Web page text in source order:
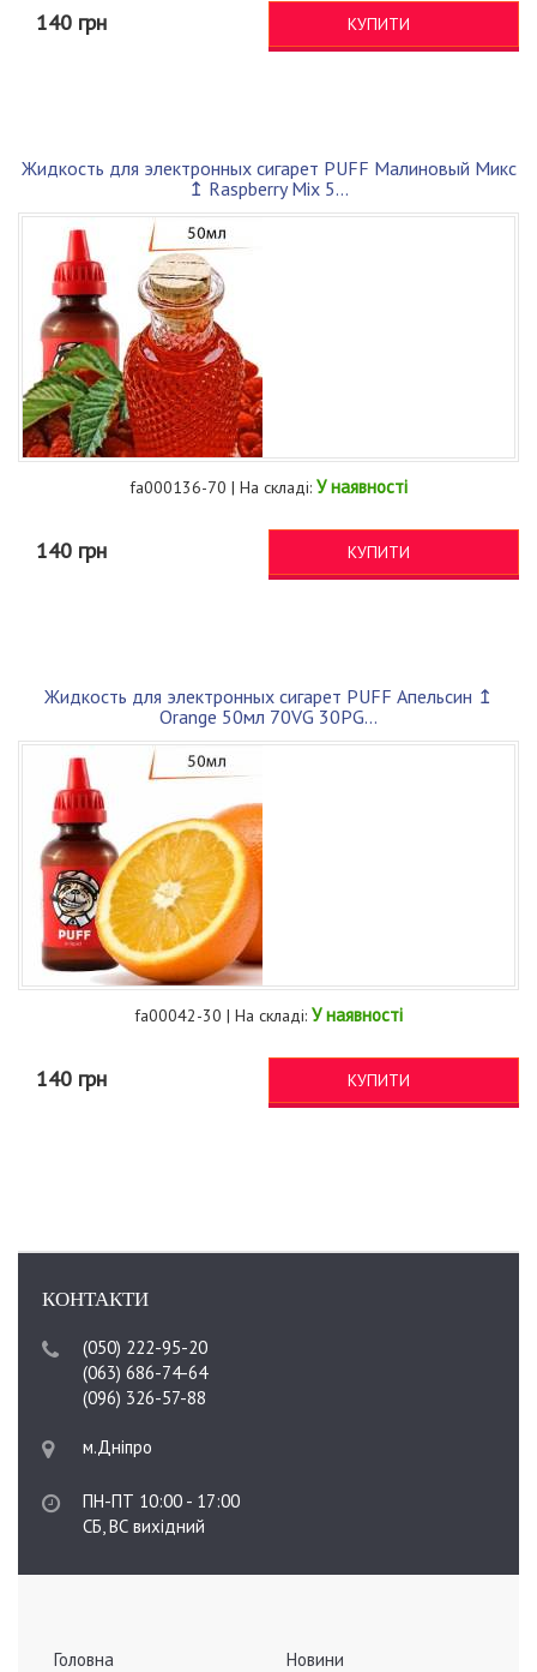
140 грн КУПИТИ
Жидкость для электронных сигарет PUFF Малиновый Микс
↥ Raspberry Mix 5...
fa000136-70 | На складі: У наявності
140 грн КУПИТИ
Жидкость для электронных сигарет PUFF Апельсин ↥
Orange 50мл 70VG 30PG...
fa00042-30 | На складі: У наявності
140 грн КУПИТИ
КОНТАКТИ
(050) 222-95-20
(063) 686-74-64
(096) 326-57-88
м.Дніпро
ПН-ПТ 10:00 - 17:00
СБ, ВС вихідний
Головна Новини